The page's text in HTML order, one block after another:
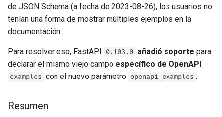
de JSON Schema (a fecha de 2023-08-26), los usuarios no
tenían una forma de mostrar múltiples ejemplos en la
documentación.
Para resolver eso, FastAPI 0.103.0 añadió soporte para
declarar el mismo viejo campo específico de OpenAPI
examples con el nuevo parámetro openapi_examples . 🤓
Resumen